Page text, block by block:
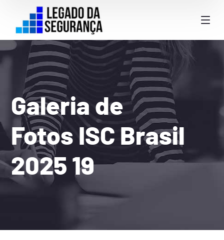
Galeria de
Fotos ISC Brasil
2025 19